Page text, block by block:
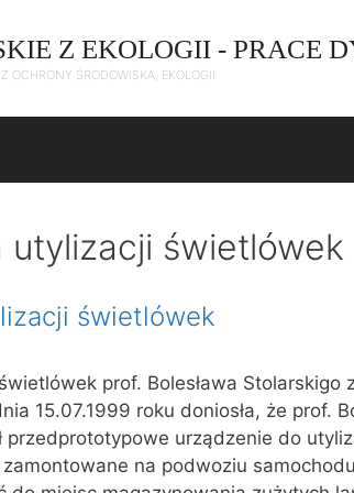
Z EKOLOGII - PRACE
OCHRONY ŚRODOWISKA, EKOLOGII
utylizacji świetlówek
świetlówek
prof. Bolesława Stolarskigo
15.07.1999 roku doniosła, że prof.
przedprototypowe urządzenie do
na podwoziu